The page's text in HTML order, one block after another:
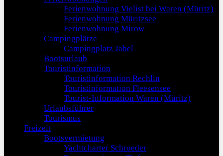
Ferienwohnung Vielist bei Waren (Müritz)
Ferienwohnung Müritzsee
Ferienwohnung Mirow
Campingplätze
Campingplatz Jabel
Bootsurlaub
Touristinformation
Touristinformation Rechlin
Touristinformation Fleesensee
Tourist-Information Waren (Müritz)
Urlaubsführer
Tourismus
Freizeit
Bootsvermietung
Yachtcharter Schroeder